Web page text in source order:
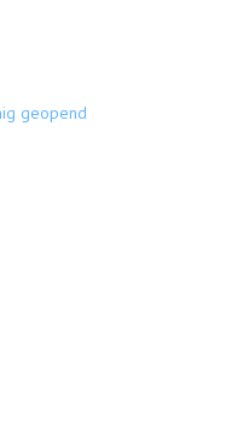
geopend